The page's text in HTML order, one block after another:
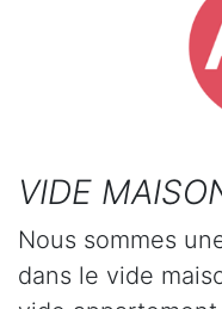
VIDE
Nous sommes
dans le vide